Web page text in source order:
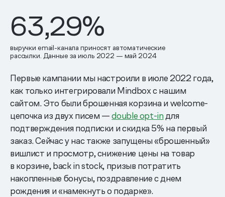
63,29%
выручки email-канала приносят автоматические
рассылки. Данные за июль 2022 — май 2024
Первые кампании мы настроили в июле 2022 года,
как только интегрировали Mindbox с нашим
сайтом. Это были брошенная корзина и welcome-
цепочка из двух писем —double opt-inдля
подтверждения подписки и скидка 5% на первый
заказ. Сейчас у нас также запущены «брошенный»
вишлист и просмотр, снижение цены на товар
в корзине, back in stock, призыв потратить
накопленные бонусы, поздравление с днем
рождения и «намекнуть о подарке».